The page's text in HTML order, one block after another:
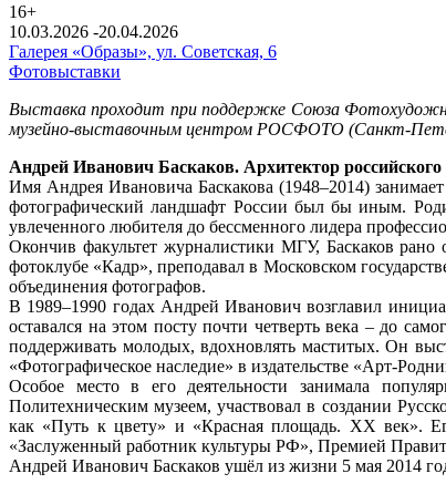
16+
10.03.2026 -20.04.2026
Галерея «Образы», ул. Советская, 6
Фотовыставки
Выставка проходит при поддержке Союза
музейно-выставочным центром РОСФОТО (Санкт-
Андрей Иванович Баскаков. Архитектор российского
Имя Андрея Ивановича Баскакова (1948–2014)
фотографический ландшафт России был бы иным.
увлеченного любителя до бессменного лидера
Окончив факультет журналистики МГУ, Баскаков
фотоклубе «Кадр», преподавал в Московском
объединения фотографов.
В 1989–1990 годах Андрей Иванович возглавил
оставался на этом посту почти четверть века – до
поддерживать молодых, вдохновлять маститых. Он
«Фотографическое наследие» в издательстве «Арт-
Особое место в его деятельности занимала
Политехническим музеем, участвовал в создании
как «Путь к цвету» и «Красная площадь. ХХ век».
«Заслуженный работник культуры РФ», Премией
Андрей Иванович Баскаков ушёл из жизни 5 мая 2014